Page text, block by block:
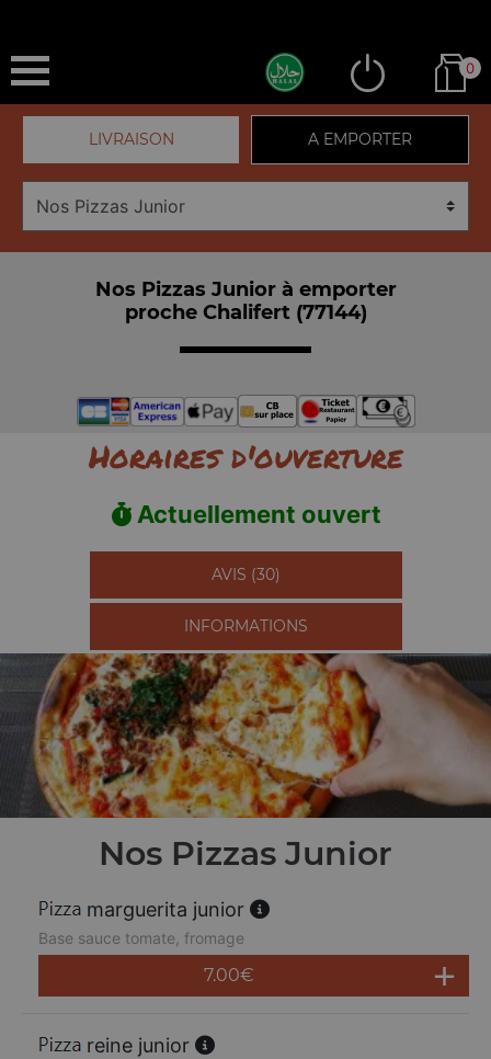
0
LIVRAISON A EMPORTER
Nos Pizzas Junior à emporter
proche Chalifert (77144)
Horaires d'ouverture
Actuellement ouvert
AVIS (30)
INFORMATIONS
Nos Pizzas Junior
marguerita junior
Base sauce tomate, fromage
7.00€
reine junior